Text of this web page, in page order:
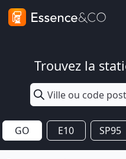
Trouvez la
GO E10 SP95